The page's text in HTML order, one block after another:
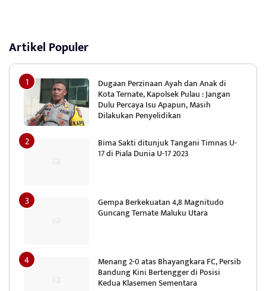
Artikel Populer
Dugaan Perzinaan Ayah dan Anak di
Kota Ternate, Kapolsek Pulau : Jangan
Dulu Percaya Isu Apapun, Masih
Dilakukan Penyelidikan
Bima Sakti ditunjuk Tangani Timnas U-
17 di Piala Dunia U-17 2023
Gempa Berkekuatan 4,8 Magnitudo
Guncang Ternate Maluku Utara
Menang 2-0 atas Bhayangkara FC, Persib
Bandung Kini Bertengger di Posisi
Kedua Klasemen Sementara